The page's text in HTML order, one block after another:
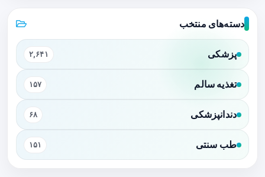
دسته‌های منتخب
پزشکی ۲,۶۴۱
تغذیه سالم ۱۵۷
دندانپزشکی ۶۸
طب سنتی ۱۵۱